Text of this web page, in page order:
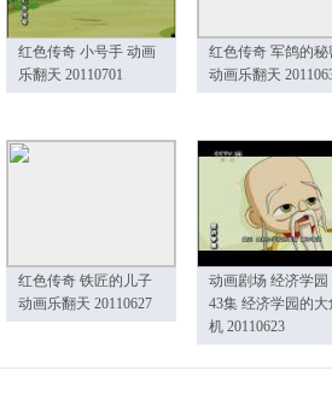
红色传奇 小号手 动画
乐翻天 20110701
红色传奇 军鸽的秘
动画乐翻天
红色传奇 铁匠的儿子
动画乐翻天 20110627
动画剧场 经济学园
43集 经济学园的大
机 20110623